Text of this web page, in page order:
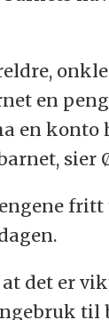
en
en konto
sier
det er
til